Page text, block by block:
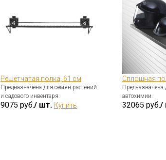
Решетчатая полка, 61 см
Предназначена для семян растений
и садового инвентаря.
9075 руб./ шт. Купить
Сплошная
Предназначена
автохимии.
32065 руб./